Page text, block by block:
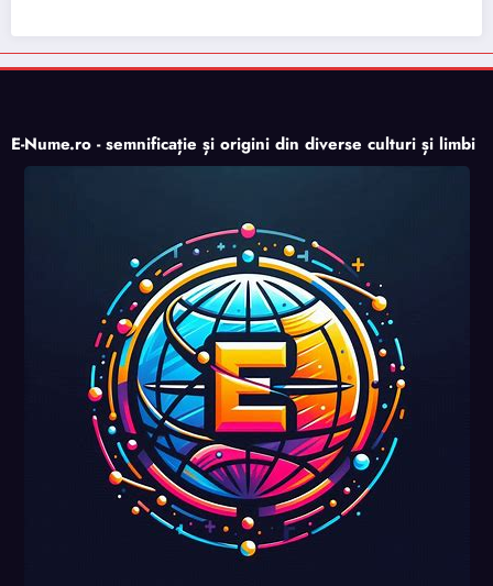
E-Nume.ro - semnificație și origini din diverse culturi și limbi